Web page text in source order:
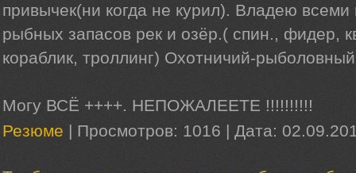
привычек(ни когда не курил). Владею
рыбных запасов рек и озёр.( спин., фидер,
кораблик, троллинг) Охотничий-
Могу ВСЁ ++++. НЕПОЖАЛЕЕТЕ !!!!!!!!!!
Резюме | Просмотров: 1016 | Дата: